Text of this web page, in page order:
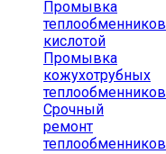
Промывка
теплообменников
кислотой
Промывка
кожухотрубных
теплообменников
Срочный
ремонт
теплообменников